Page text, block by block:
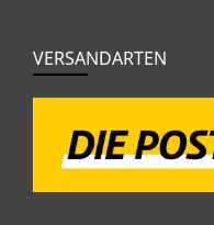
VERSANDARTEN